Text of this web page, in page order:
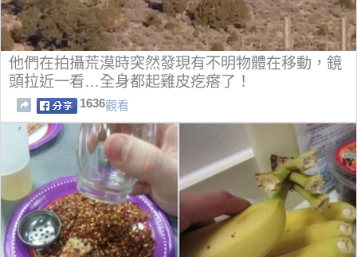
他們在拍攝荒漠時突然發現有不明物體在移動，鏡
頭拉近一看…全身都起雞皮疙瘩了！
1636觀看